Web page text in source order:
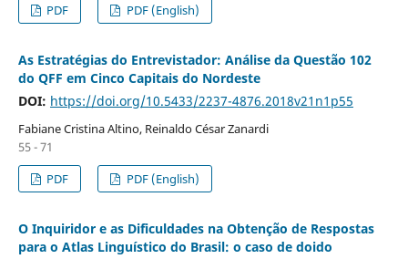
PDF
PDF (English)
As Estratégias do Entrevistador: Análise da Questão 102
do QFF em Cinco Capitais do Nordeste
DOI: https://doi.org/10.5433/2237-4876.2018v21n1p55
Fabiane Cristina Altino, Reinaldo César Zanardi
55 - 71
PDF
PDF (English)
O Inquiridor e as Dificuldades na Obtenção de Respostas
para o Atlas Linguístico do Brasil: o caso de doido